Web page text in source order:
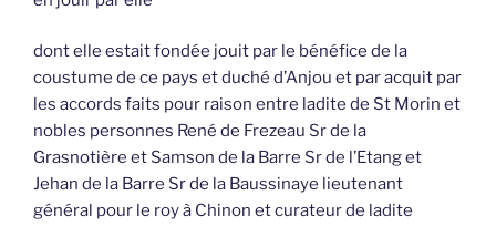
dont elle estait fondée jouit par le bénéfice de la
coustume de ce pays et duché d’Anjou et par acquit par
les accords faits pour raison entre ladite de St Morin et
nobles personnes René de Frezeau Sr de la
Grasnotière et Samson de la Barre Sr de l’Etang et
Jehan de la Barre Sr de la Baussinaye lieutenant
général pour le roy à Chinon et curateur de ladite